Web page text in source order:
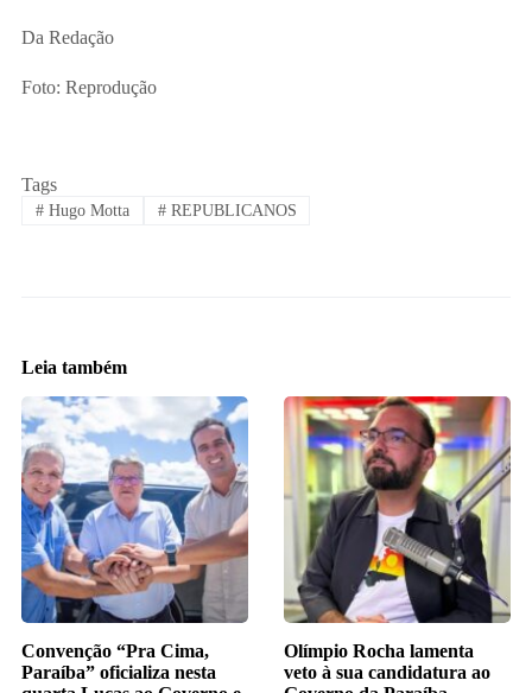
Da Redação
Foto: Reprodução
Tags
#Hugo Motta #REPUBLICANOS
Leia também
Convenção “Pra Cima,
Paraíba” oficializa nesta
Olímpio Rocha lamenta
veto à sua candidatura ao